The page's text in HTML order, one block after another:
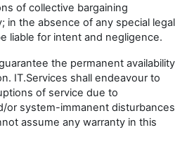
of collective bargaining
in the absence of any special legal
liable for intent and negligence.
the permanent availability
IT.Services shall endeavour to
of service due to
or system-immanent disturbances
assume any warranty in this